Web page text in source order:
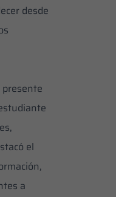
desde
el
a